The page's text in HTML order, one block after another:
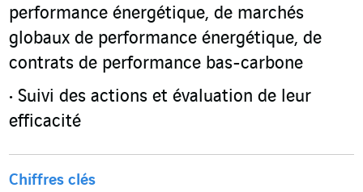
performance énergétique, de marchés
globaux de performance énergétique, de
contrats de performance bas-carbone
Suivi des actions et évaluation de leur
efficacité
Chiffres clés